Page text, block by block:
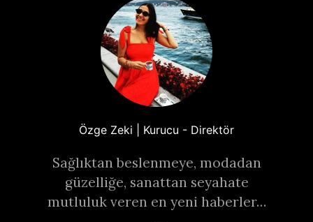
Özge Zeki | Kurucu - Direktör
Sağlıktan beslenmeye, modadan
güzelliğe, sanattan seyahate
mutluluk veren en yeni haberler…